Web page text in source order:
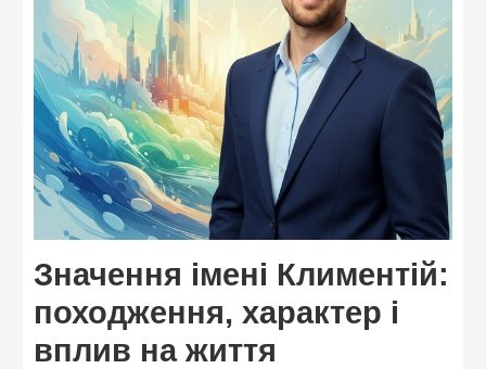
Значення імені Климентій:
походження, характер і
вплив на життя